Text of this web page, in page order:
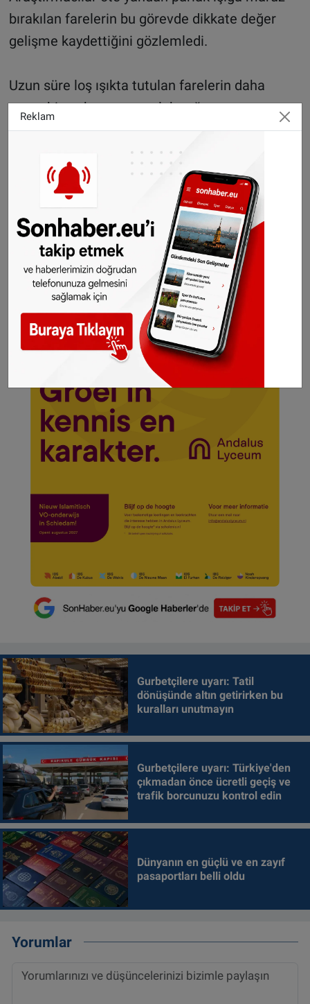
bırakılan farelerin bu görevde dikkate değer
gelişme kaydettiğini gözlemledi.
Uzun süre loş ışıkta tutulan farelerin daha
sonra bir ay boyunca parlak ışığa maruz
bırakıldığı, bu süre sonunda beyin
kapasitelerinin tamamen iyileştiği ifade edildi.
Ulusal Sağlık Enstitülerinin desteklediği
araştırma ekibinden Joel Soler, loş ışığın,
hipokampüste nöronların ve sağlıklı
bağlantıların devamlılığına yardım eden bir
peptitin eksilmesine neden olduğunu söyledi.
Gurbetçilere uyarı: Tatil
dönüşünde altın getirirken bu
kuralları unutmayın
Gurbetçilere uyarı: Türkiye'den
çıkmadan önce ücretli geçiş ve
trafik borcunuzu kontrol edin
Dünyanın en güçlü ve en zayıf
pasaportları belli oldu
Yorumlar
Reklam